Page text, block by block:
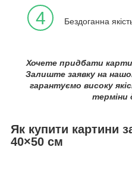
4 Бездоганна
Хочете придбати
Залиште заявку на
гарантуємо високу
терміни
Як купити картини
40×50 см